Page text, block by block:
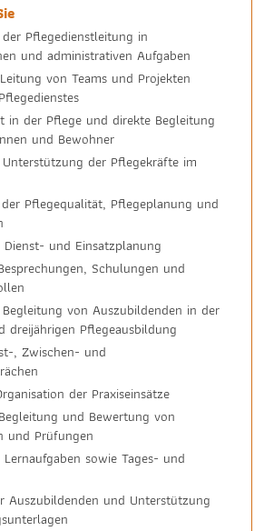
Pflegedienstleitung in
und administrativen Aufgaben
von Teams und Projekten
in der Pflege und direkte Begleitung
und Bewohner
der Pflegekräfte im
Pflegequalität, Pflegeplanung und
und Einsatzplanung
Schulungen und
von Auszubildenden in der
dreijährigen Pflegeausbildung
, Zwischen- und
der Praxiseinsätze
und Bewertung von
und Prüfungen
sowie Tages- und
Auszubildenden und Unterstützung